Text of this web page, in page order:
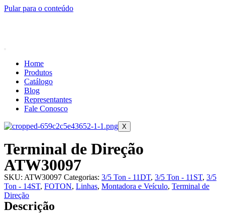
Pular para o conteúdo
Home
Produtos
Catálogo
Blog
Representantes
Fale Conosco
X
Terminal de Direção
ATW30097
SKU: ATW30097 Categorias: 3/5 Ton - 11DT, 3/5 Ton - 11ST, 3/5
Ton - 14ST, FOTON, Linhas, Montadora e Veículo, Terminal de
Direção
Descrição